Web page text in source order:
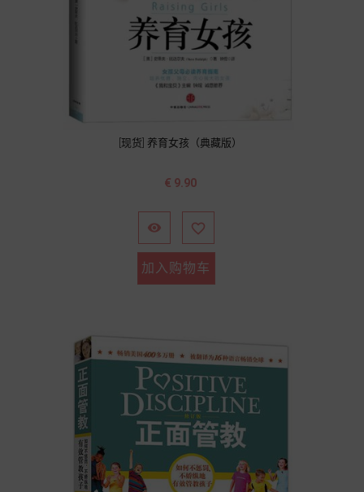
[现货] 养育女孩（典藏版）
价
€ 9.90
 
加入购物车